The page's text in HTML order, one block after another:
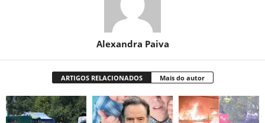
Alexandra Paiva
ARTIGOS RELACIONADOS Mais do autor